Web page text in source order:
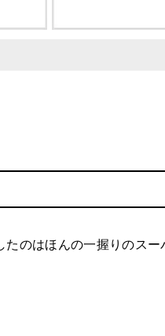
のはほんの一握りのスー